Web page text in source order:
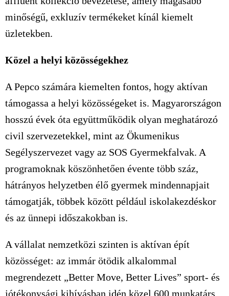
minőségű, exkluzív termékeket kínál kiemelt
üzletekben.
Közel a helyi közösségekhez
A Pepco számára kiemelten fontos, hogy aktívan
támogassa a helyi közösségeket is. Magyarországon
hosszú évek óta együttműködik olyan meghatározó
civil szervezetekkel, mint az Ökumenikus
Segélyszervezet vagy az SOS Gyermekfalvak. A
programoknak köszönhetően évente több száz,
hátrányos helyzetben élő gyermek mindennapjait
támogatják, többek között például iskolakezdéskor
és az ünnepi időszakokban is.
A vállalat nemzetközi szinten is aktívan épít
közösséget: az immár ötödik alkalommal
megrendezett „Better Move, Better Lives” sport- és
jótékonysági kihívásban idén közel 600 munkatárs